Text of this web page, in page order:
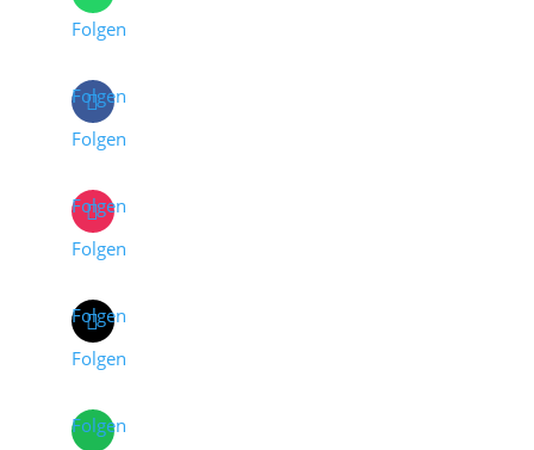
Folgen
Folgen
Folgen
Folgen
Folgen
Folgen
Folgen
Folgen